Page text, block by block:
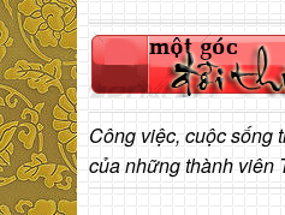
Công việc, cuộc sống
của những thành viên